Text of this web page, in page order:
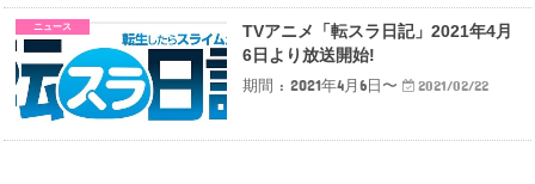
ニュース
TVアニメ「転スラ日記」2021年4月
6日より放送開始!
期間 : 2021年4月6日〜
2021/02/22